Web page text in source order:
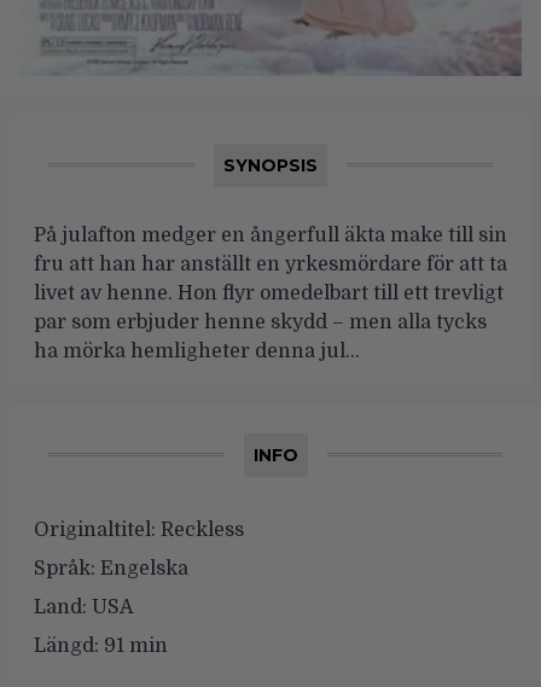
SYNOPSIS
På julafton medger en ångerfull äkta make till sin
fru att han har anställt en yrkesmördare för att ta
livet av henne. Hon flyr omedelbart till ett trevligt
par som erbjuder henne skydd – men alla tycks
ha mörka hemligheter denna jul…
INFO
Originaltitel: Reckless
Språk: Engelska
Land: USA
Längd: 91 min